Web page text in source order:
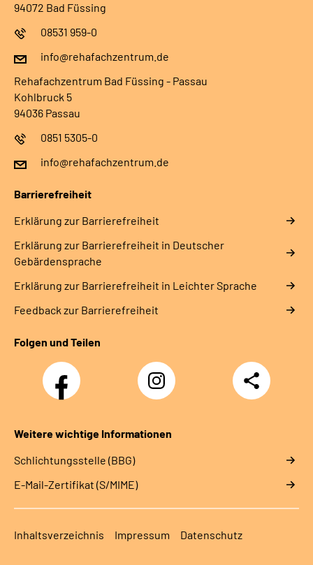
94072 Bad Füssing
08531 959-0
info@rehafachzentrum.de
Rehafachzentrum Bad Füssing - Passau
Kohlbruck 5
94036 Passau
0851 5305-0
info@rehafachzentrum.de
Barrierefreiheit
Erklärung zur Barrierefreiheit
Erklärung zur Barrierefreiheit in Deutscher
Gebärdensprache
Erklärung zur Barrierefreiheit in Leichter Sprache
Feedback zur Barrierefreiheit
Folgen und Teilen
Facebook Instagram
Teilen
Weitere wichtige Informationen
Schlichtungsstelle (BBG)
E-Mail-Zertifikat (S/MIME)
Inhaltsverzeichnis Impressum Datenschutz